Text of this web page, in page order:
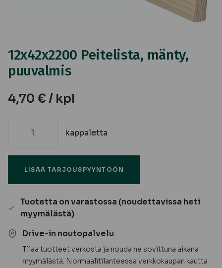
12x42x2200 Peitelista, mänty,
puuvalmis
4,70 € / kpl
12x42x2200
puuvalmis
määrä
kappaletta
LISÄÄ TARJOUSPYYNTÖÖN
Tuotetta on varastossa (noudettavissa heti
myymälästä)
Drive-in noutopalvelu
Tilaa tuotteet verkosta ja nouda ne sovittuna aikana
myymälästä. Normaalitilanteessa verkkokaupan kautta